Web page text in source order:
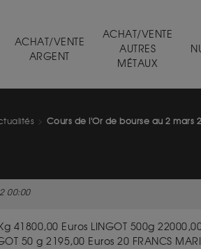
ACHAT/VENTE
ARGENT
ACHAT/VENTE
AUTRES
MÉTAUX
Cours de l'Or de bourse au 2 mars
00:00
41800,00 Euros LINGOT 500g
50 g 2195,00 Euros 20 FRANCS